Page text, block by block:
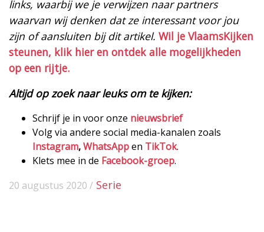
links, waarbij we je verwijzen naar partners
waarvan wij denken dat ze interessant voor jou
zijn of aansluiten bij dit artikel. Wil je VlaamsKijken
steunen, klik hier en ontdek alle mogelijkheden
op een rijtje.
Altijd op zoek naar leuks om te kijken:
Schrijf je in voor onze nieuwsbrief
Volg via andere social media-kanalen zoals
Instagram,WhatsAppen TikTok.
Klets mee in de Facebook-groep.
20 augustus 2020 / Serie